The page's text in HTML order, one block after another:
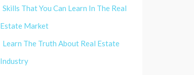
Skills That You Can Learn In The Real
Estate Market
Learn The Truth About Real Estate
Industry